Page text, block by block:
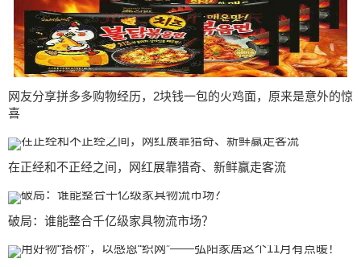
网友分享拼多多购物经历，2块钱一包的火鸡面，原来是意外的惊
喜
在正经和不正经之间，网红展靠猎奇、新鲜赢走客流
破局：谁能整合千亿级家具物流市场？